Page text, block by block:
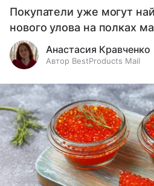
Покупатели уже могут
нового улова на полках
Анастасия Кравченко
Автор BestProducts Mail